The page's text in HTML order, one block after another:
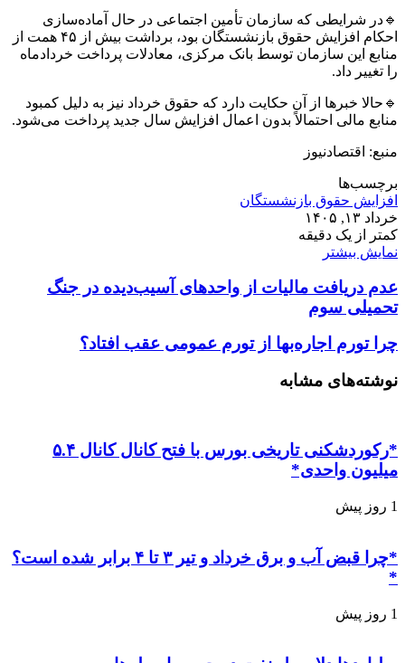
🔹در شرایطی که سازمان تأمین اجتماعی در حال آماده‌سازی
احکام افزایش حقوق بازنشستگان بود، برداشت بیش از ۴۵ همت از
منابع این سازمان توسط بانک مرکزی، معادلات پرداخت خردادماه
را تغییر داد.
🔹حالا خبرها از آن حکایت دارد که حقوق خرداد نیز به دلیل کمبود
منابع مالی احتمالاً بدون اعمال افزایش سال جدید پرداخت می‌شود.
منبع: اقتصادنیوز
برچسب‌ها
افزایش حقوق بازنشستگان
خرداد ۱۳, ۱۴۰۵
کمتر از یک دقیقه
نمایش بیشتر
عدم دریافت مالیات از واحد‌های آسیب‌دیده در جنگ
تحمیلی سوم
چرا تورم اجاره‌بها از تورم عمومی عقب افتاد؟
نوشته‌های مشابه
*رکوردشکنی تاریخی بورس با فتح کانال کانال ۵.۴
میلیون واحدی*
1 روز پیش
*چرا قبض آب و برق خرداد و تیر ۳ تا ۴ برابر شده است؟
*
1 روز پیش